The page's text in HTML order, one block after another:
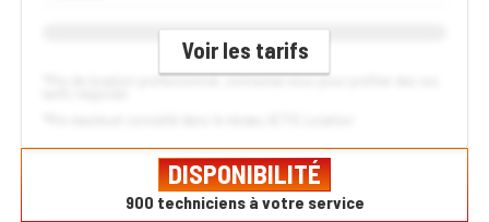
DISPONIBILITÉ
900 techniciens à votre service
Voir les tarifs
*Prix de location professionnel, connectez-vous pour profiter des vos